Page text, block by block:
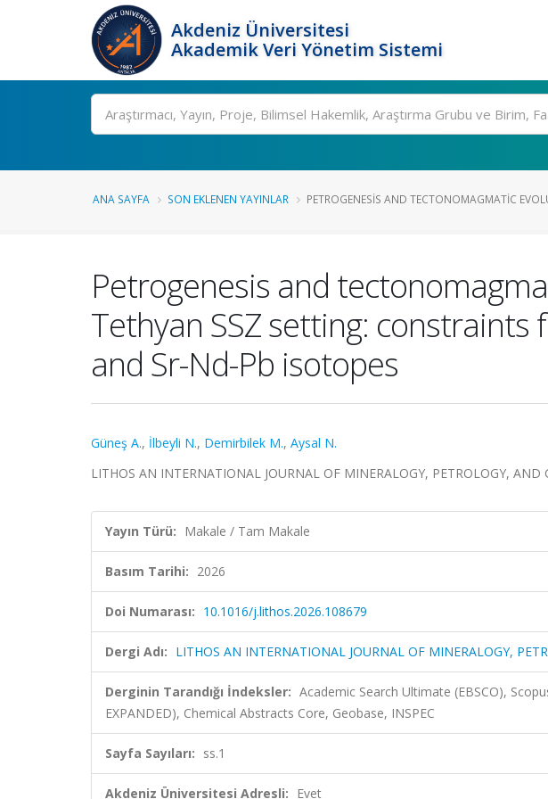
Akdeniz Üniversitesi
Akademik Veri Yönetim Sistemi
Ara
ANA SAYFA SON EKLENEN YAYINLAR PETROGENESIS AND TECTONOMAGMATIC
Petrogenesis and
Tethyan SSZ setting:
and Sr-Nd-Pb isotopes
Güneş A., İlbeyli N., Demirbilek M., Aysal N.
LITHOS AN INTERNATIONAL JOURNAL OF MINERALOGY, PETROLOGY,
Yayın Türü: Makale / Tam Makale
Basım Tarihi: 2026
Doi Numarası: 10.1016/j.lithos.2026.108679
Dergi Adı: LITHOS AN INTERNATIONAL JOURNAL OF MINERALOGY,
Derginin Tarandığı İndeksler: Academic Search Ultimate (EBSCO),
EXPANDED), Chemical Abstracts Core, Geobase, INSPEC
Sayfa Sayıları: ss.1
Akdeniz Üniversitesi Adresli: Evet